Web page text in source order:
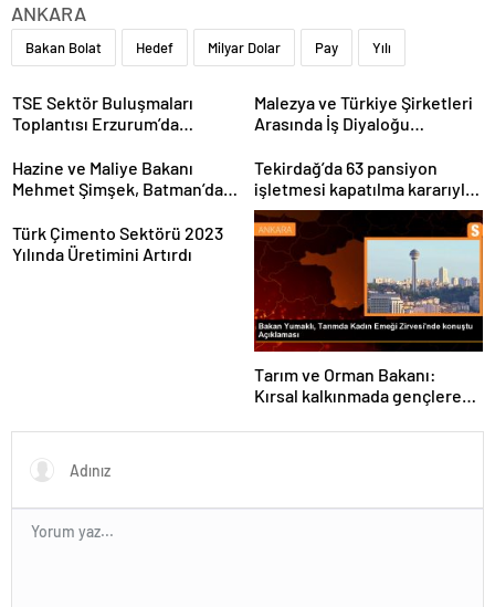
ANKARA
Bakan Bolat Hedef Milyar Dolar Pay Yılı
TSE Sektör Buluşmaları
Toplantısı Erzurum’da
Malezya ve Türkiye Şirketleri
Arasında İş Diyaloğu
Hazine ve Maliye Bakanı
Mehmet Şimşek, Batman’da
yapacak bir fabrikanın
açılışını gerçekleştirdi
Tekirdağ’da 63 pansiyon
işletmesi kapatılma kararıyla
karşı karşıya
Türk Çimento Sektörü 2023
Yılında Üretimini Artırdı
Tarım ve Orman Bakanı:
Kırsal kalkınmada gençlere
yapıyoruz